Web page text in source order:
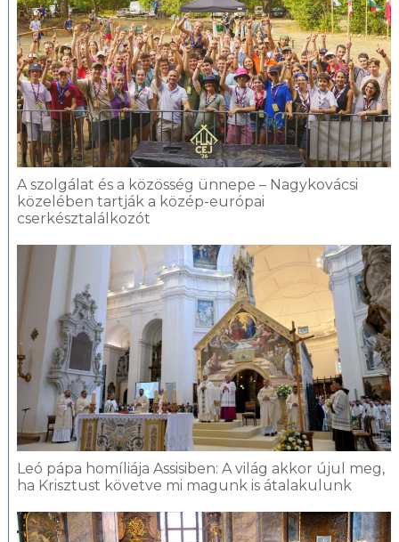
A szolgálat és a közösség ünnepe – Nagykovácsi
közelében tartják a közép-európai
cserkésztalálkozót
Leó pápa homíliája Assisiben: A világ akkor újul meg,
ha Krisztust követve mi magunk is átalakulunk